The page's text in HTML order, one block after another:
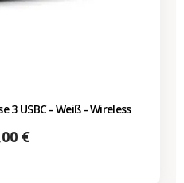
3 USBC - Weiß - Wireless
€